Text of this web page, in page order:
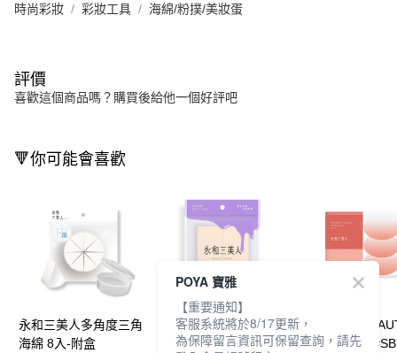
時尚彩妝 彩妝工具 海綿/粉撲/美妝蛋
評價
喜歡這個商品嗎？購買後給他一個好評吧
🔻你可能會喜歡
永和三美人多角度三角
海綿 8入-附盒
永和三美人 多角度 方
塊海綿 6入
永和三美人
THREE 新粹
POYA 寶雅
【重要通知】
客服系統將於8/17更新，
為保障留言資訊可保留查詢，請先